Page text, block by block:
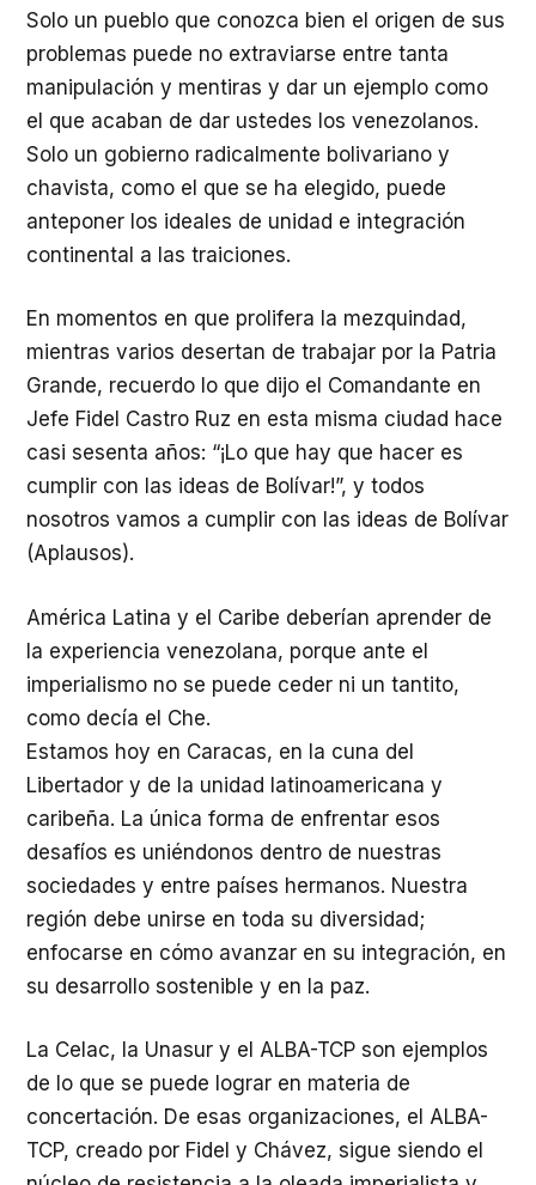
Solo un pueblo que conozca bien el origen de sus
problemas puede no extraviarse entre tanta
manipulación y mentiras y dar un ejemplo como
el que acaban de dar ustedes los venezolanos.
Solo un gobierno radicalmente bolivariano y
chavista, como el que se ha elegido, puede
anteponer los ideales de unidad e integración
continental a las traiciones.
En momentos en que prolifera la mezquindad,
mientras varios desertan de trabajar por la Patria
Grande, recuerdo lo que dijo el Comandante en
Jefe Fidel Castro Ruz en esta misma ciudad hace
casi sesenta años: “¡Lo que hay que hacer es
cumplir con las ideas de Bolívar!”, y todos
nosotros vamos a cumplir con las ideas de Bolívar
(Aplausos).
América Latina y el Caribe deberían aprender de
la experiencia venezolana, porque ante el
imperialismo no se puede ceder ni un tantito,
como decía el Che.
Estamos hoy en Caracas, en la cuna del
Libertador y de la unidad latinoamericana y
caribeña. La única forma de enfrentar esos
desafíos es uniéndonos dentro de nuestras
sociedades y entre países hermanos. Nuestra
región debe unirse en toda su diversidad;
enfocarse en cómo avanzar en su integración, en
su desarrollo sostenible y en la paz.
La Celac, la Unasur y el ALBA-TCP son ejemplos
de lo que se puede lograr en materia de
concertación. De esas organizaciones, el ALBA-
TCP, creado por Fidel y Chávez, sigue siendo el